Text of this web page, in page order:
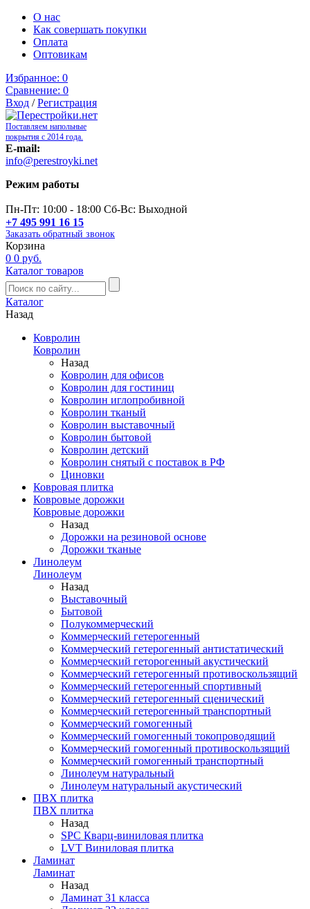
О нас
Как совершать покупки
Оплата
Оптовикам
Избранное: 0
Сравнение: 0
Вход /Регистрация
Поставляем напольные
покрытия с 2014 года.
E-mail:
info@perestroyki.net
Режим работы
Пн-Пт: 10:00 - 18:00 Сб-Вс: Выходной
+7 495 991 16 15
Заказать обратный звонок
Корзина
0 0 руб.
Каталог товаров
Каталог
Назад
Ковролин
Ковролин
Назад
Ковролин для офисов
Ковролин для гостиниц
Ковролин иглопробивной
Ковролин тканый
Ковролин выставочный
Ковролин бытовой
Ковролин детский
Ковролин снятый с поставок в РФ
Циновки
Ковровая плитка
Ковровые дорожки
Ковровые дорожки
Назад
Дорожки на резиновой основе
Дорожки тканые
Линолеум
Линолеум
Назад
Выставочный
Бытовой
Полукоммерческий
Коммерческий гетерогенный
Коммерческий гетерогенный антистатический
Коммерческий геторогенный акустический
Коммерческий гетерогенный противоскользящий
Коммерческий гетерогенный спортивный
Коммерческий гетерогенный сценический
Коммерческий гетерогенный транспортный
Коммерческий гомогенный
Коммерческий гомогенный токопроводящий
Коммерческий гомогенный противоскользящий
Коммерческий гомогенный транспортный
Линолеум натуральный
Линолеум натуральный акустический
ПВХ плитка
ПВХ плитка
Назад
SPC Кварц-виниловая плитка
LVT Виниловая плитка
Ламинат
Ламинат
Назад
Ламинат 31 класса